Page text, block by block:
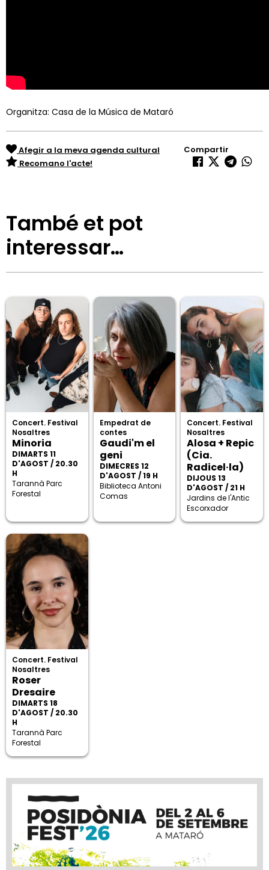
Organitza: Casa de la Música de Mataró
Afegir a la meva agenda cultural
Recomano l'acte!
Compartir
També et pot
interessar…
Concert. Festival
Nosaltres
Minoria
DIMARTS 11
D'AGOST / 20.30
H
Tarannà Parc
Forestal
Empedrat de
contes
Gaudi'm el
geni
DIMECRES 12
D'AGOST / 19 H
Biblioteca Antoni
Comas
Concert. Festival
Nosaltres
Alosa + Repic
(Cia.
Radicel·la)
DIJOUS 13
D'AGOST / 21 H
Jardins de l'Antic
Escorxador
Concert. Festival
Nosaltres
Roser
Dresaire
DIMARTS 18
D'AGOST / 20.30
H
Tarannà Parc
Forestal